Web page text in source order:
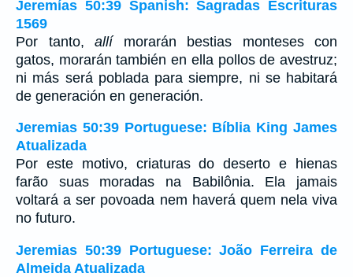
Jeremías 50:39 Spanish: Sagradas Escrituras
1569
Por tanto, allímorarán bestias monteses con
gatos, morarán también en ella pollos de avestruz;
ni más será poblada para siempre, ni se habitará
de generación en generación.
Jeremias 50:39 Portuguese: Bíblia King James
Atualizada
Por este motivo, criaturas do deserto e hienas
farão suas moradas na Babilônia. Ela jamais
voltará a ser povoada nem haverá quem nela viva
no futuro.
Jeremias 50:39 Portuguese: João Ferreira de
Almeida Atualizada